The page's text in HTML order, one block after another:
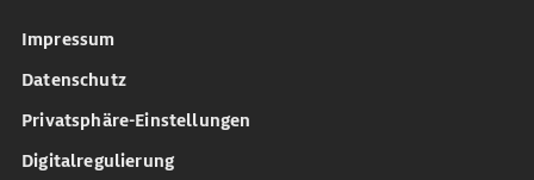
Impressum
Datenschutz
Privatsphäre-Einstellungen
Digitalregulierung